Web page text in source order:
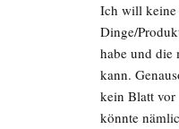
Ich will keine
Dinge/
habe und die
kann.
kein Blatt
könnte